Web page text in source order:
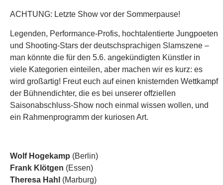
ACHTUNG: Letzte Show vor der Sommerpause!
Legenden, Performance-Profis, hochtalentierte Jungpoeten
und Shooting-Stars der deutschsprachigen Slamszene –
man könnte die für den 5.6. angekündigten Künstler in
viele Kategorien einteilen, aber machen wir es kurz: es
wird großartig! Freut euch auf einen knisternden Wettkampf
der Bühnendichter, die es bei unserer offziellen
Saisonabschluss-Show noch einmal wissen wollen, und
ein Rahmenprogramm der kuriosen Art.
Wolf Hogekamp (Berlin)
Frank Klötgen (Essen)
Theresa Hahl (Marburg)